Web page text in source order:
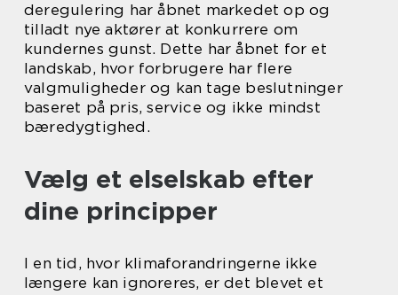
deregulering har åbnet markedet op og
tilladt nye aktører at konkurrere om
kundernes gunst. Dette har åbnet for et
landskab, hvor forbrugere har flere
valgmuligheder og kan tage beslutninger
baseret på pris, service og ikke mindst
bæredygtighed.
Vælg et elselskab efter
dine principper
I en tid, hvor klimaforandringerne ikke
længere kan ignoreres, er det blevet et